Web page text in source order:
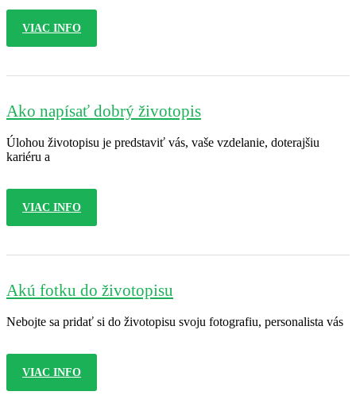
VIAC INFO
Ako napísať dobrý životopis
Úlohou životopisu je predstaviť vás, vaše vzdelanie, doterajšiu
kariéru a
VIAC INFO
Akú fotku do životopisu
Nebojte sa pridať si do životopisu svoju fotografiu, personalista vás
VIAC INFO